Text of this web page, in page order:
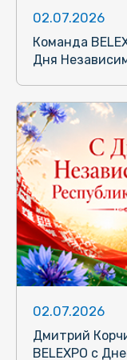
02.07.2026
Команда
Дня
02.07.2026
Дмитрий
BELEXPO с